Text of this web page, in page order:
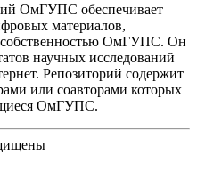
ОмГУПС обеспечивает
материалов,
собственностью ОмГУПС. Он
научных исследований
Репозиторий содержит
или соавторами которых
ОмГУПС.